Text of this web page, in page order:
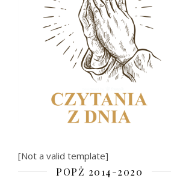
[Not a valid template]
POPŻ 2014-2020